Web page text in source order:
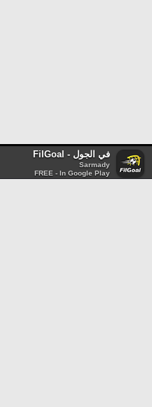
في الجول - FilGoal
Sarmady
FREE - In Google Play